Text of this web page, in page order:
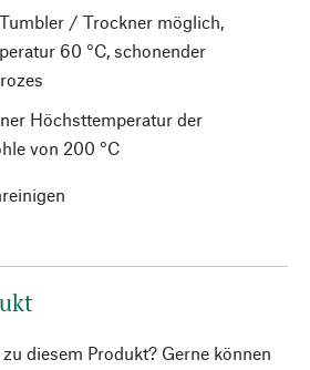
/ Trockner möglich,
60 °C, schonender
Höchsttemperatur der
von 200 °C
diesem Produkt? Gerne können